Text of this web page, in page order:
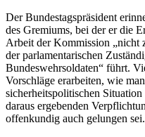
Der Bundestagspräsident
des Gremiums, bei der er die
Arbeit der Kommission „nicht
der parlamentarischen
Bundeswehrsoldaten“ führt.
Vorschläge erarbeiten, wie
sicherheitspolitischen
daraus ergebenden
offenkundig auch gelungen sei.